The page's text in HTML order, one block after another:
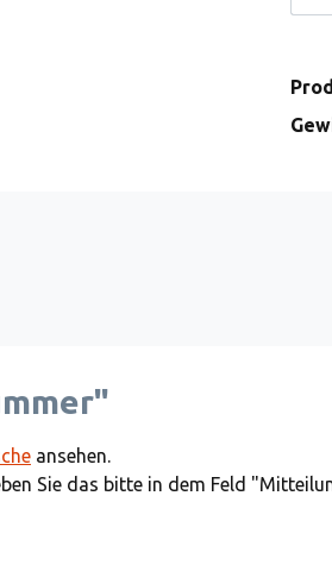
ansehen.
Sie das bitte in dem Feld